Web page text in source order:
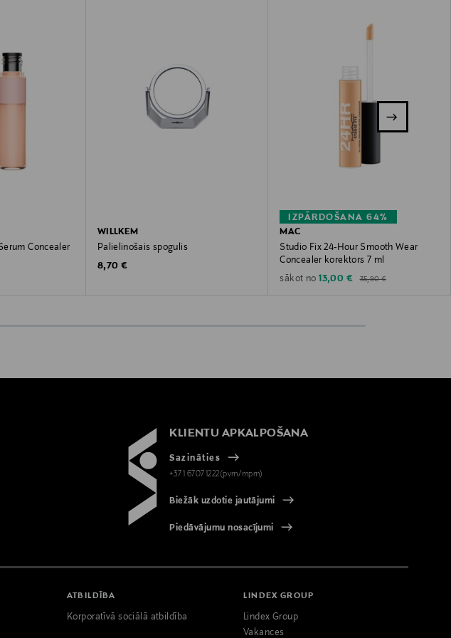
Concealer
WILLKEM
Palielinošais spogulis
Original Price
8,70 €
IZPĀRDOŠANA 64%
MAC
Studio Fix 24-Hour Smooth Wear
Concealer korektors 7 ml
sākot no Discounted Price
13,00 € Original Price
35,90 €
KLIENTU APKALPOŠANA
Sazināties
+371 67071222(pvm/mpm)
Biežāk uzdotie jautājumi
Piedāvājumu nosacījumi
ATBILDĪBA
Korporatīvā sociālā atbildība
LINDEX GROUP
Lindex Group
Vakances